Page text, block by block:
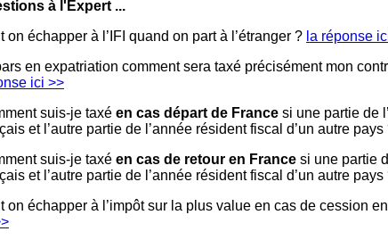
à l'Expert ...
on échapper à l’IFI quand on part à l’étranger ? la réponse
en expatriation comment sera taxé précisément mon
ici >>
suis-je taxé en cas départ de France si une partie de
et l’autre partie de l’année résident fiscal d’un autre pays
suis-je taxé en cas de retour en France si une partie
et l’autre partie de l’année résident fiscal d’un autre pays
on échapper à l’impôt sur la plus value en cas de cession